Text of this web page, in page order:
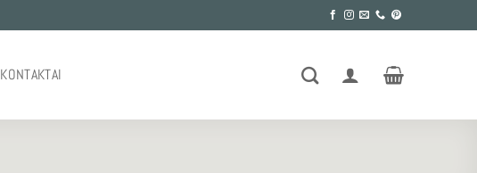
KONTAKTAI